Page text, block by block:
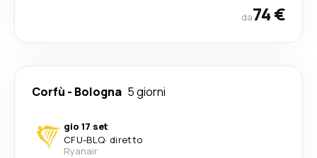
da74 €
Corfù - Bologna 5 giorni
gio 17 set
CFU-BLQ· diretto
Ryanair